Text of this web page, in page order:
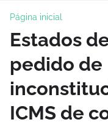
Página inicial
Estados
pedido de
ICMS de